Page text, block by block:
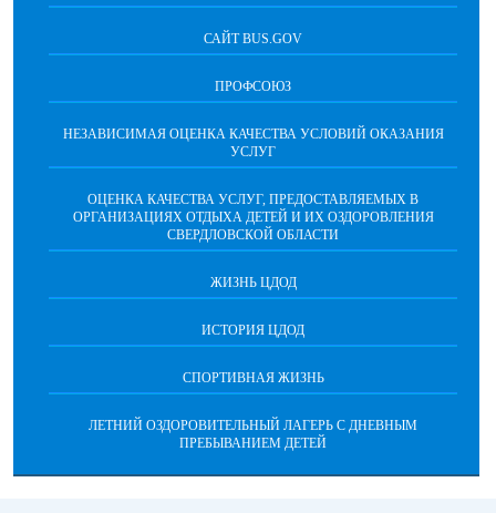
САЙТ BUS.GOV
ПРОФСОЮЗ
НЕЗАВИСИМАЯ ОЦЕНКА КАЧЕСТВА УСЛОВИЙ ОКАЗАНИЯ
УСЛУГ
ОЦЕНКА КАЧЕСТВА УСЛУГ, ПРЕДОСТАВЛЯЕМЫХ В
ОРГАНИЗАЦИЯХ ОТДЫХА ДЕТЕЙ И ИХ ОЗДОРОВЛЕНИЯ
СВЕРДЛОВСКОЙ ОБЛАСТИ
ЖИЗНЬ ЦДОД
ИСТОРИЯ ЦДОД
СПОРТИВНАЯ ЖИЗНЬ
ЛЕТНИЙ ОЗДОРОВИТЕЛЬНЫЙ ЛАГЕРЬ С ДНЕВНЫМ
ПРЕБЫВАНИЕМ ДЕТЕЙ